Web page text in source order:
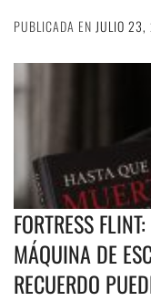
PUBLICADA EN JULIO
FORTRESS
MÁQUINA DE
RECUERDO